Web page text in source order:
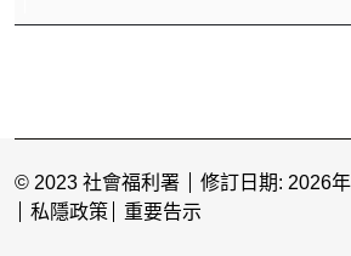
© 2023 社會福利署 修訂日期: 2026
私隱政策
重要告示